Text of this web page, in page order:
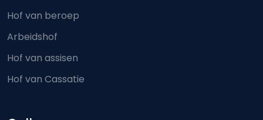
Hof van beroep
Arbeidshof
Hof van assisen
Hof van Cassatie